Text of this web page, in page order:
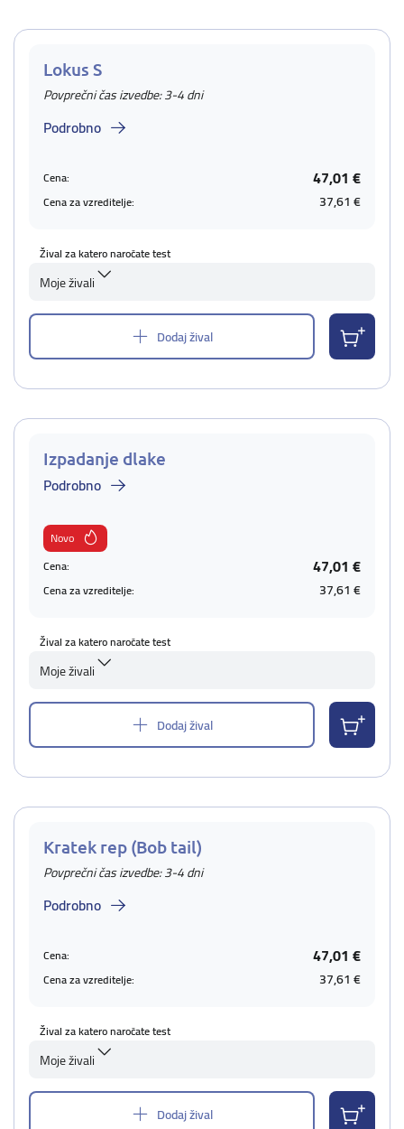
Lokus S
Povprečni čas izvedbe: 3-4 dni
Podrobno
Cena: 47,01 €
Cena za vzreditelje: 37,61 €
Žival za katero naročate test
Moje živali
Dodaj žival
Izpadanje dlake
Podrobno
Novo
Cena:
47,01 €
Cena za vzreditelje: 37,61 €
Žival za katero naročate test
Moje živali
Dodaj žival
Kratek rep (Bob tail)
Povprečni čas izvedbe: 3-4 dni
Podrobno
Cena: 47,01 €
Cena za vzreditelje: 37,61 €
Žival za katero naročate test
Moje živali
Dodaj žival